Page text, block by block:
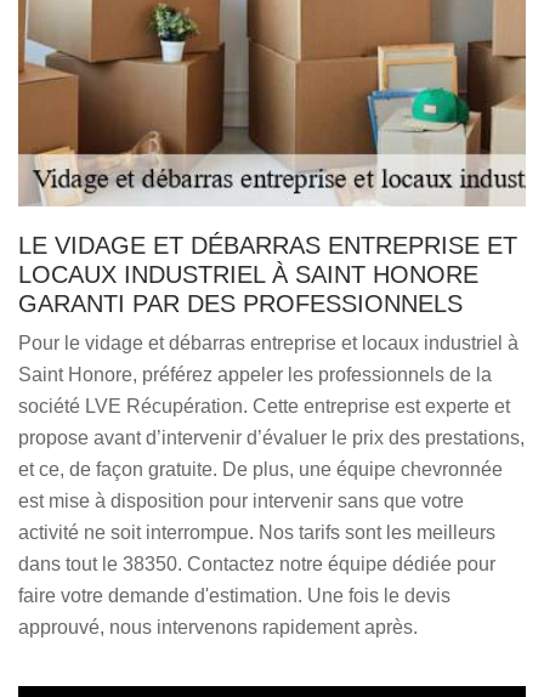
LE VIDAGE ET DÉBARRAS ENTREPRISE ET
LOCAUX INDUSTRIEL À SAINT HONORE
GARANTI PAR DES PROFESSIONNELS
Pour le vidage et débarras entreprise et locaux industriel à
Saint Honore, préférez appeler les professionnels de la
société LVE Récupération. Cette entreprise est experte et
propose avant d’intervenir d’évaluer le prix des prestations,
et ce, de façon gratuite. De plus, une équipe chevronnée
est mise à disposition pour intervenir sans que votre
activité ne soit interrompue. Nos tarifs sont les meilleurs
dans tout le 38350. Contactez notre équipe dédiée pour
faire votre demande d'estimation. Une fois le devis
approuvé, nous intervenons rapidement après.